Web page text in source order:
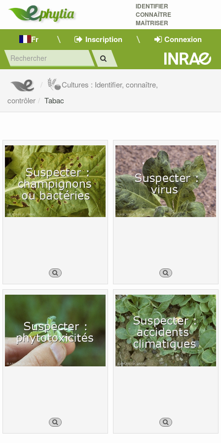
IDENTIFIER
CONNAÎTRE
MAÎTRISER
Fr Inscription Connexion
Cultures : Identifier, connaître,
contrôler
Tabac